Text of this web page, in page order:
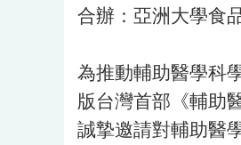
合辦：亞洲大學食
為推動輔助醫學科
版台灣首部《輔助
誠摯邀請對輔助醫